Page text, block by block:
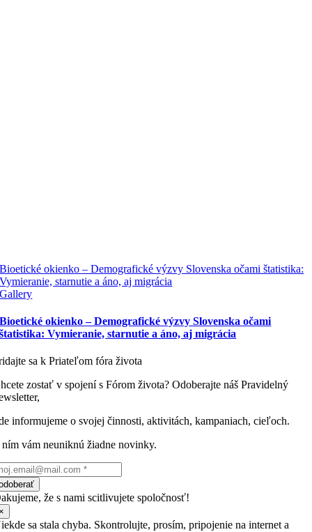
Bioetické okienko – Demografické výzvy Slovenska očami štatistika:
Vymieranie, starnutie a áno, aj migrácia
Gallery
Bioetické okienko – Demografické výzvy Slovenska očami
štatistika: Vymieranie, starnutie a áno, aj migrácia
sa k Priateľom fóra života
zostať v spojení s Fórom života? Odoberajte náš Pravidelný
informujeme o svojej činnosti, aktivitách, kampaniach, cieľoch.
ním vám neuniknú žiadne novinky.
že s nami scitlivujete spoločnosť!
sa stala chyba. Skontrolujte, prosím, pripojenie na internet a